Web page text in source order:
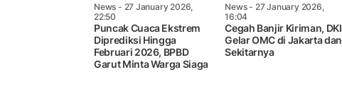
News - 27 January 2026,
22:50
Puncak Cuaca Ekstrem
Diprediksi Hingga
Februari 2026, BPBD
Garut Minta Warga Siaga
News- 27 January 2026,
16:04
Cegah Banjir Kiriman, DKI
Gelar OMC di Jakarta dan
Sekitarnya